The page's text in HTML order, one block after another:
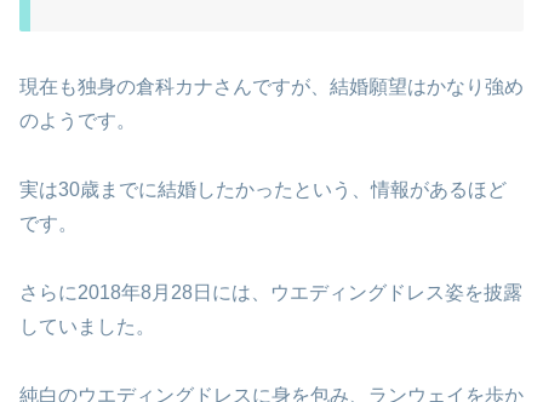
現在も独身の倉科カナさんですが、結婚願望はかなり強め
のようです。
実は30歳までに結婚したかったという、情報があるほど
です。
さらに2018年8月28日には、ウエディングドレス姿を披露
していました。
純白のウエディングドレスに身を包み、ランウェイを歩か